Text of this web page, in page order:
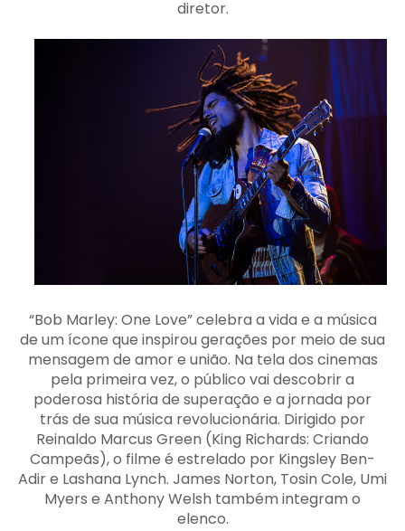
diretor.
“Bob Marley: One Love” celebra a vida e a música
de um ícone que inspirou gerações por meio de sua
mensagem de amor e união. Na tela dos cinemas
pela primeira vez, o público vai descobrir a
poderosa história de superação e a jornada por
trás de sua música revolucionária. Dirigido por
Reinaldo Marcus Green (King Richards: Criando
Campeãs), o filme é estrelado por Kingsley Ben-
Adir e Lashana Lynch. James Norton, Tosin Cole, Umi
Myers e Anthony Welsh também integram o
elenco.